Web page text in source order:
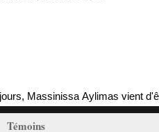
Massinissa Aylimas vient
Témoins